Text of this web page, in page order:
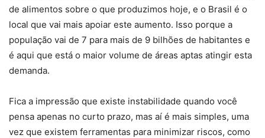
de alimentos sobre o que produzimos hoje, e o Brasil é o
local que vai mais apoiar este aumento. Isso porque a
população vai de 7 para mais de 9 bilhões de habitantes e
é aqui que está o maior volume de áreas aptas atingir esta
demanda.
Fica a impressão que existe instabilidade quando você
pensa apenas no curto prazo, mas aí é mais simples, uma
vez que existem ferramentas para minimizar riscos, como